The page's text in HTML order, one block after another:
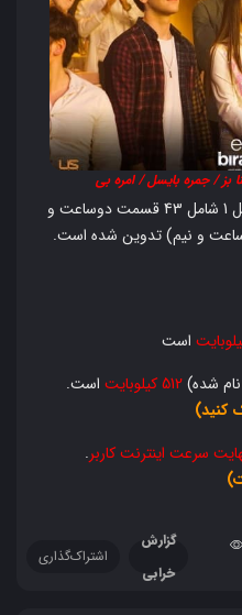
بز / جمره بایسل / امره بی
این مجموعه درام در دو فصل (فصل 1 شامل 43 قسمت دوساعت و
است
شده)512 کیلوبایت
است.
کنید)
سرعت اینترنت کاربر.
گزارش
خرابی
اشتراک‌گذاری